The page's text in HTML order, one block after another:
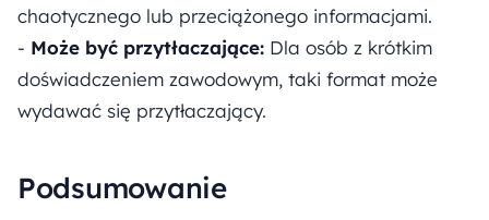
chaotycznego lub przeciążonego informacjami.
- Może być przytłaczające: Dla osób z krótkim
doświadczeniem zawodowym, taki format może
wydawać się przytłaczający.
Podsumowanie